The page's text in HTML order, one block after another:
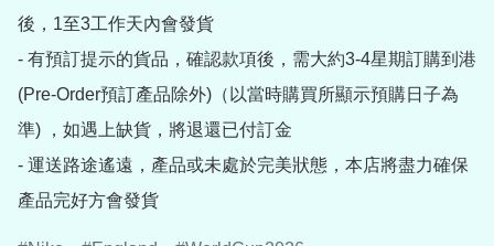
後，1至3工作天內會發貨
- 有預訂提示的貨品，確認款項後，需大約3-4星期訂購到港
(Pre-Order預訂產品除外)（以當時購買所顯示預購日子為
準) ，如遇上缺貨，將退還已付訂金
- 運送路途遙遠，產品或未處於完美狀態，本店將盡力確保
產品完好方會發貨